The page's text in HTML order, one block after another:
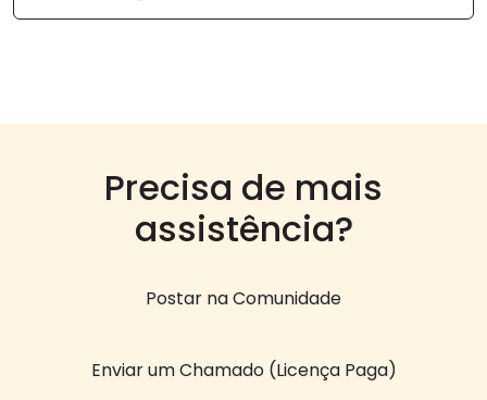
Precisa de mais
assistência?
Postar na Comunidade
Enviar um Chamado (Licença Paga)